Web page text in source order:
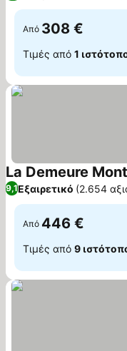
Από 308 €
Τιμές από 1
La Demeure
9,1Εξαιρετικό (2.654
Από 446 €
Τιμές από 9